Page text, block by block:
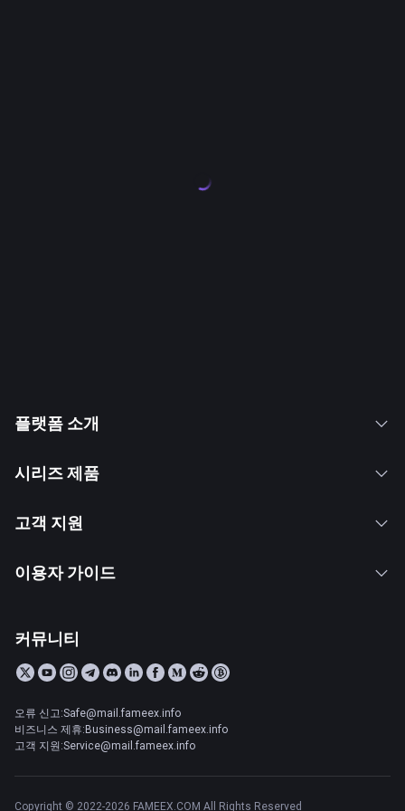
플랫폼 소개
시리즈 제품
고객 지원
이용자 가이드
커뮤니티
오류 신고:Safe@mail.fameex.info
비즈니스 제휴:Business@mail.fameex.info
고객 지원:Service@mail.fameex.info
Copyright © 2022-2026 FAMEEX.COM All Rights Reserved